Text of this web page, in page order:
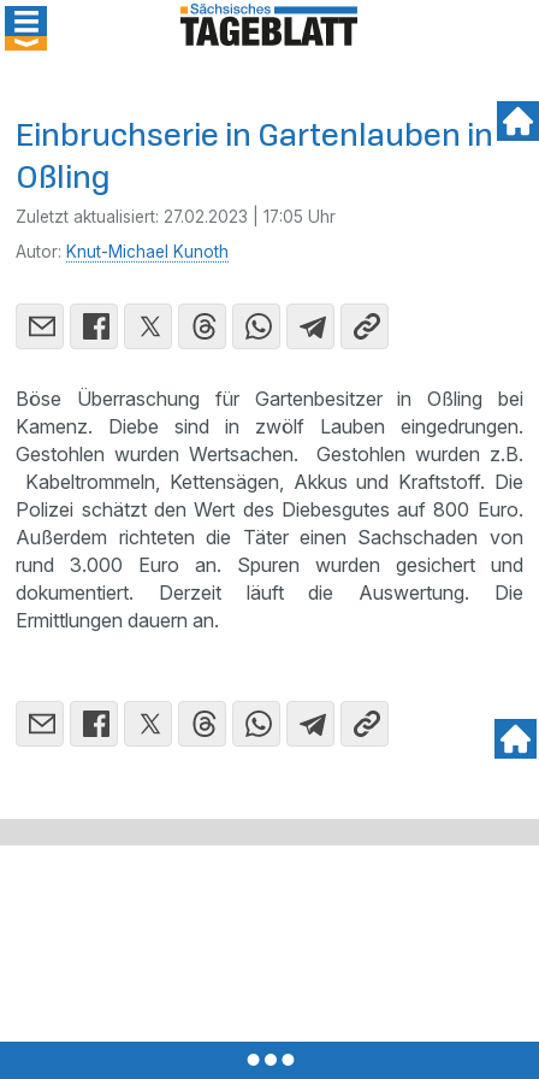
Einbruchserie in Gartenlauben in
Oßling
Zuletzt aktualisiert: 27.02.2023 | 17:05 Uhr
Autor: Knut-Michael Kunoth
Böse Überraschung für Gartenbesitzer in Oßling bei
Kamenz. Diebe sind in zwölf Lauben eingedrungen.
Gestohlen wurden Wertsachen. Gestohlen wurden z.B.
Kabeltrommeln, Kettensägen, Akkus und Kraftstoff. Die
Polizei schätzt den Wert des Diebesgutes auf 800 Euro.
Außerdem richteten die Täter einen Sachschaden von
rund 3.000 Euro an. Spuren wurden gesichert und
dokumentiert. Derzeit läuft die Auswertung. Die
Ermittlungen dauern an.